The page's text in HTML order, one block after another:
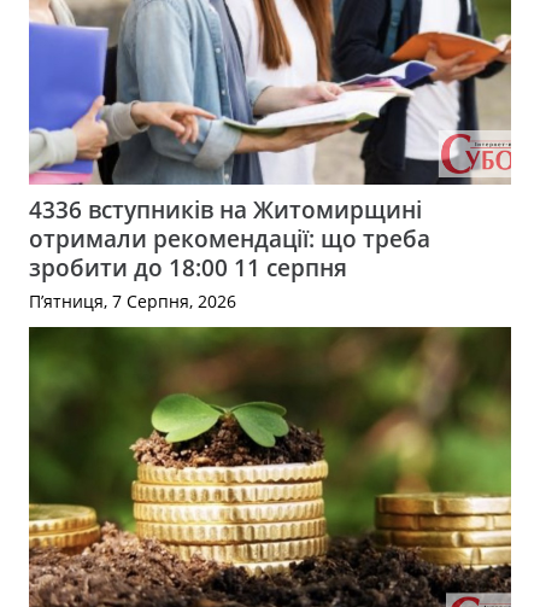
4336 вступників на Житомирщині
отримали рекомендації: що треба
зробити до 18:00 11 серпня
П’ятниця, 7 Серпня, 2026